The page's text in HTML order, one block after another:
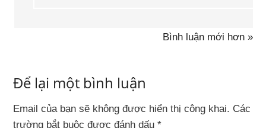
Bình luận mới hơn »
Để lại một bình luận
Email của bạn sẽ không được hiển thị công khai. Các
trường bắt buộc được đánh dấu*